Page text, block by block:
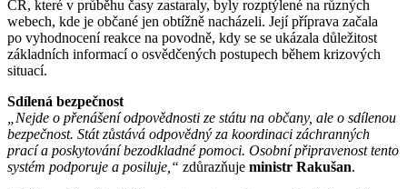
ČR, které v průběhu časy zastaraly, byly rozptýlené na různých
webech, kde je občané jen obtížně nacházeli. Její příprava začala
po vyhodnocení reakce na povodně, kdy se se ukázala důležitost
základních informací o osvědčených postupech během krizových
situací.
Sdílená bezpečnost
„Nejde o přenášení odpovědnosti ze státu na občany, ale o sdílenou
bezpečnost. Stát zůstává odpovědný za koordinaci záchranných
prací a poskytování bezodkladné pomoci. Osobní připravenost tento
systém podporuje a posiluje,“ zdůrazňuje ministr Rakušan.